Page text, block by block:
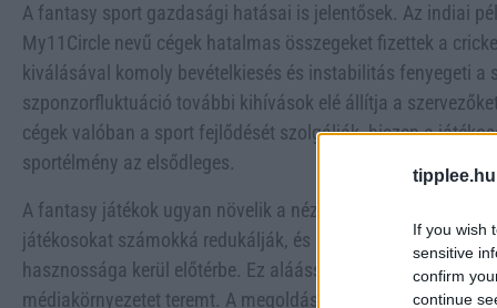
If you wish
sensitive
confirm
continue
A fantasy sport gazdasági hatásai is jelentősek. Az indiai
My11Circle nevű cégek hatalmas összegeket fizettek a
kiválásával komoly bevételkiesés és instabilitás fenyegeti
szponzorfluktuáció további kihívások elé állítja a
cégek valóban a sport fejlődését szolgálják, hiszen a
sportélmény az elsődleges.
A fantasy játékok ugyan növelik a nézettséget, de közben
játékosokat számokká redukálják, és a csapatérzet helyett
hasznossága kerül előtérbe. Ez aláássa a csapatsportok
médiakörnyezetet teremt. A megoldás nem a fantasy